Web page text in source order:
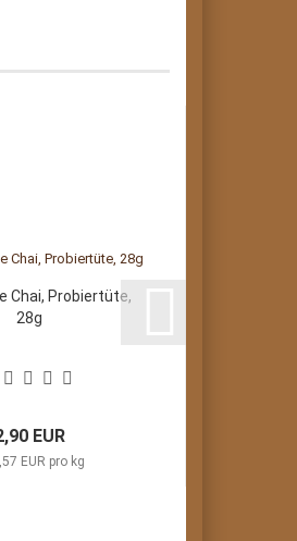
Chai, Probiertüte,
28g
EUR
EUR pro kg